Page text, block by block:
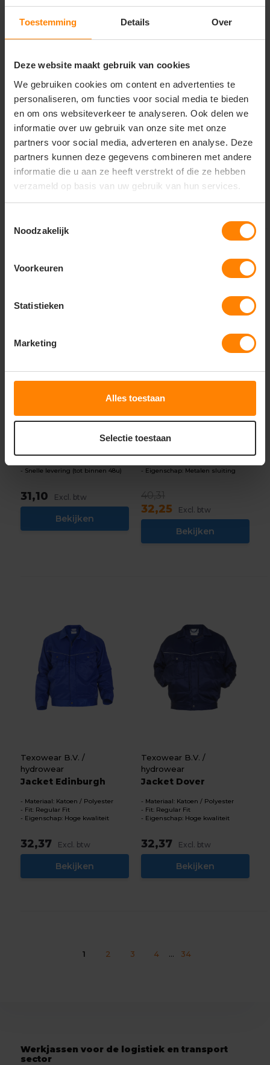
Toestemming Details Over
Deze website maakt gebruik van cookies
We gebruiken cookies om content en advertenties te
personaliseren, om functies voor social media te bieden
en om ons websiteverkeer te analyseren. Ook delen we
informatie over uw gebruik van onze site met onze
partners voor social media, adverteren en analyse. Deze
partners kunnen deze gegevens combineren met andere
informatie die u aan ze heeft verstrekt of die ze hebben
verzameld op basis van uw gebruik van hun services.
Noodzakelijk
Voorkeuren
Statistieken
Marketing
Alles toestaan
Selectie toestaan
hydrowear
Damesvoering
Wimbledon
Materiaal: Polyester / Katoen
Fit: Regular Fit
Eigenschap: Gewatteerde voering
28,10 Excl. btw
Bekijken
printer red vert
softshell jas dames
Met of zonder bedrukking
Meer stuks = meer korting
28,79 Excl. btw
Bekijken
printer red vert
softshell jas heren
Bedrukking in eigen huis
Snelle levering (tot binnen 48u)
31,10 Excl. btw
Bekijken
Sweatjack Onno
Materiaal: Katoen / Polyester
Eigenschap: Metalen sluiting
40,31
32,25 Excl. btw
Bekijken
Extra Scherp Geprijsd
Texowear B.V. /
hydrowear
Jacket Edinburgh
Materiaal: Katoen / Polyester
Fit: Regular Fit
Eigenschap: Hoge kwaliteit
32,37 Excl. btw
Bekijken
Texowear B.V. /
hydrowear
Jacket Dover
Materiaal: Katoen / Polyester
Fit: Regular Fit
Eigenschap: Hoge kwaliteit
32,37 Excl. btw
Bekijken
1 2 3 4 ... 34
Werkjassen voor de logistiek en transport
sector